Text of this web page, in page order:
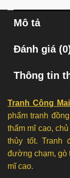
Mô tả
Đánh giá
Thông tin
Tranh Công
phẩm tranh
thẩm mĩ cao,
thủy tốt. Tranh
đường chạm, gò
mĩ cao.